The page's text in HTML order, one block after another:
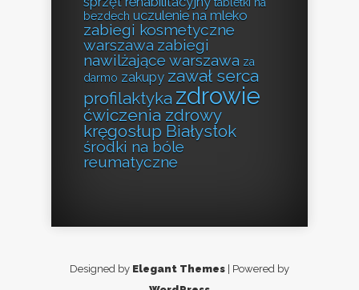
bezdech uczulenie na mleko
zabiegi kosmetyczne
warszawa zabiegi
nawilżające warszawa za
darmo zakupy zawał serca
profilaktyka zdrowie
ćwiczenia zdrowy
kręgosłup Białystok
środki na bóle
reumatyczne
Designed by Elegant Themes | Powered by